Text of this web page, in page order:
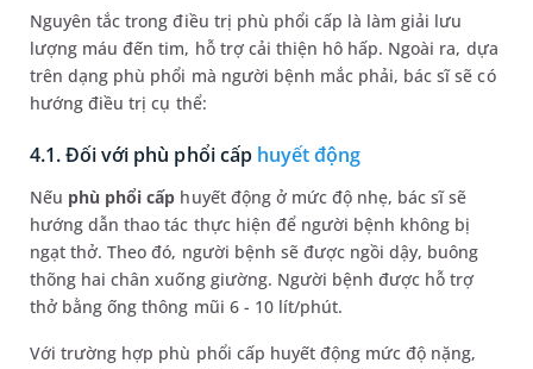
Nguyên tắc trong điều trị phù phổi cấp là làm giải lưu
lượng máu đến tim, hỗ trợ cải thiện hô hấp. Ngoài ra, dựa
trên dạng phù phổi mà người bệnh mắc phải, bác sĩ sẽ có
hướng điều trị cụ thể:
4.1. Đối với phù phổi cấp huyết động
Nếu phù phổi cấp huyết động ở mức độ nhẹ, bác sĩ sẽ
hướng dẫn thao tác thực hiện để người bệnh không bị
ngạt thở. Theo đó, người bệnh sẽ được ngồi dậy, buông
thõng hai chân xuống giường. Người bệnh được hỗ trợ
thở bằng ống thông mũi 6 - 10 lít/phút.
Với trường hợp phù phổi cấp huyết động mức độ nặng,